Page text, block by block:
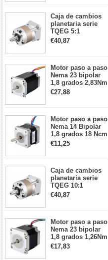
Robot CNC DIY
Caja de cambios
planetaria serie
TQEG 5:1
contragolpe 15
arcmin para motor
€40,87
Motor paso a paso
Nema 23 bipolar
1,8 grados 2,83Nm
4A 2,26 V
57x57x84mm 8
€27,88
Motor paso a paso
Nema 14 Bipolar
1,8 grados 18 Ncm
0,8 A 5,74 V 35 x
35 x 34 mm 4
€11,25
Caja de cambios
planetaria serie
TQEG 10:1
contragolpe 15
arcmin para motor
€40,87
Motor paso a paso
Nema 23 bipolar
1,8 grados 1,26Nm
2,8A 2,5V
57x57x56mm 4
€17,83